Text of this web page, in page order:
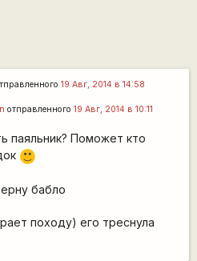
19 Авг, 2014 в 14:58
отправленного 19 Авг, 2014 в 10:11
паяльник? Поможет кто
:)
бабло
походу) его треснула